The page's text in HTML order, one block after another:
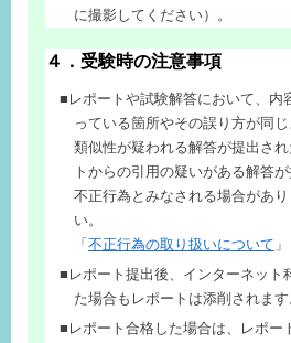
に撮影してください）。
４．受験時の注意事項
レポートや試験解答において、内
っている箇所やその誤り方が同
類似性が疑われる解答が提出さ
トからの引用の疑いがある解答
不正行為とみなされる場合があ
い。
「不正行為の取り扱いについて 」
レポート提出後、インターネット
た場合もレポートは添削されます
レポート合格した場合は、レポー